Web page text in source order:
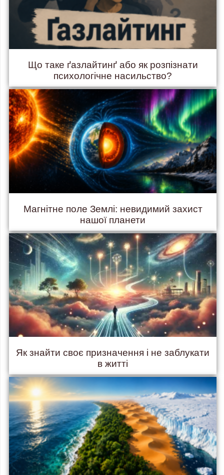
Що таке ґазлайтинґ або як розпізнати
психологічне насильство?
Магнітне поле Землі: невидимий захист
нашої планети
Як знайти своє призначення і не заблукати
в житті